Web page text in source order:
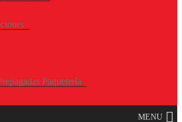
Paquetería
MENU